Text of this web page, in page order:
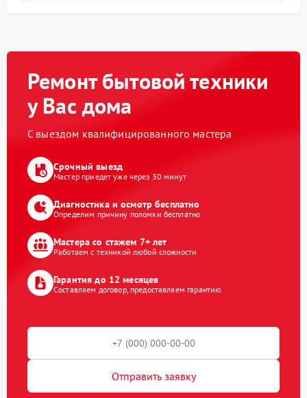
Ремонт бытовой техники
у Вас дома
С выездом квалифицированного мастера
Срочный выезд
Мастер приедет уже через 30 минут
Диагностика и осмотр бесплатно
Определим причину поломки бесплатно
Мастера со стажем 7+ лет
Работаем с техникой любой сложности
Гарантия до 12 месяцев
Составляем договор, предоставляем гарантию
Отправить заявку